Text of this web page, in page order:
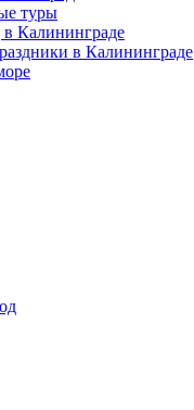
туры
Калининграде
в Калининграде